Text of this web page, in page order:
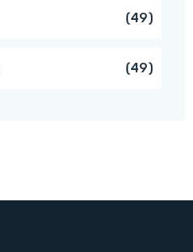
4949
4949